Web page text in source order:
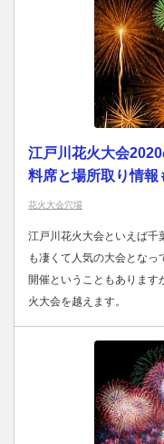
江戸川花火大会
料席と場所取り情報
花火大会穴場
江戸川花火大会といえば千
も凄くて人気の大会とな
開催ということもありま
火大会を越えます。